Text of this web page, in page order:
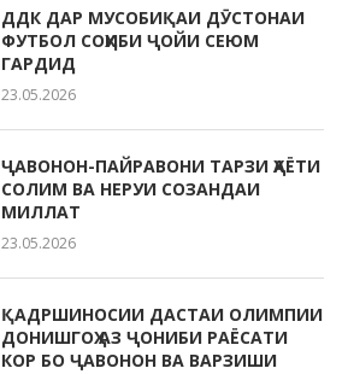
ДДК ДАР МУСОБИҚАИ ДӮСТОНАИ
ФУТБОЛ СОҲИБИ ҶОЙИ СЕЮМ
ГАРДИД
23.05.2026
ҶАВОНОН-ПАЙРАВОНИ ТАРЗИ ҲАЁТИ
СОЛИМ ВА НЕРУИ СОЗАНДАИ
МИЛЛАТ
23.05.2026
ҚАДРШИНОСИИ ДАСТАИ ОЛИМПИИ
ДОНИШГОҲ АЗ ҶОНИБИ РАЁСАТИ
КОР БО ҶАВОНОН ВА ВАРЗИШИ